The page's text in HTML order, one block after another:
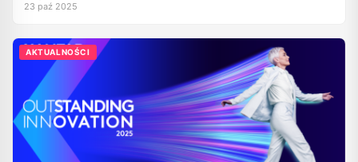
23 paź 2025
AKTUALNOŚCI